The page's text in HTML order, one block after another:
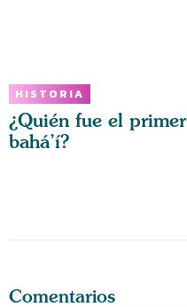
HISTORIA
¿Quién fue el primer
bahá’í?
Comentarios